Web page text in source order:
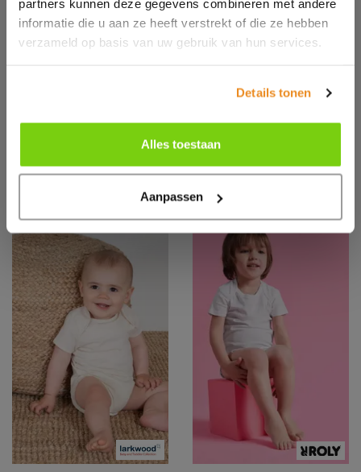
partners kunnen deze gegevens combineren met andere
informatie die u aan ze heeft verstrekt of die ze hebben
verzameld op basis van uw gebruik van hun services.
Details tonen
Alles toestaan
Aanpassen
Logostar